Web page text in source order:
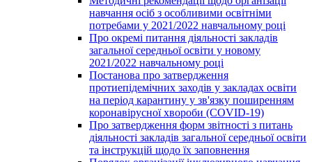
навчання осіб з особливими освітніми
потребами у 2021/2022 навчальному році
Про окремі питання діяльності закладів
загальної середньої освіти у новому
2021/2022 навчальному році
Постанова про затвердження
протиепідемічних заходів у закладах освіти
на період карантину у зв'язку поширенням
коронавірусної хвороби (COVID-19)
Про затвердження форм звітності з питань
діяльності закладів загальної середньої освіти
та інструкцій щодо їх заповнення